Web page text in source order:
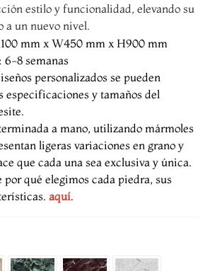
estilo y funcionalidad, elevando su
a un nuevo nivel.
mm x W450 mm x H900 mm
6-8 semanas
personalizados se pueden
especificaciones y tamaños del
a mano, utilizando mármoles
ligeras variaciones en grano y
que cada una sea exclusiva y única.
por qué elegimos cada piedra, sus
aquí.